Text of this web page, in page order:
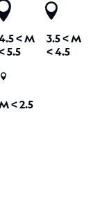
<M
5.5
3.5 <M
< 4.5
< 2.5